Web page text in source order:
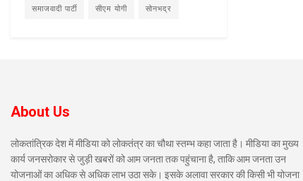
समाजवादी पार्टी सीएम योगी सोनभद्र
About Us
लोकतांत्रिक देश में मीडिया को लोकतंत्र का चौथा स्तम्भ कहा जाता है। मीडिया का मुख्य
कार्य जनसरोकार से जुड़ी खबरों को आम जनता तक पहुंचाना है, ताकि आम जनता उन
योजनाओं का अधिक से अधिक लाभ उठा सके। इसके अलावा सरकार की किसी भी योजना